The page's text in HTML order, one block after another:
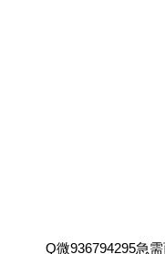
Q微936794295急